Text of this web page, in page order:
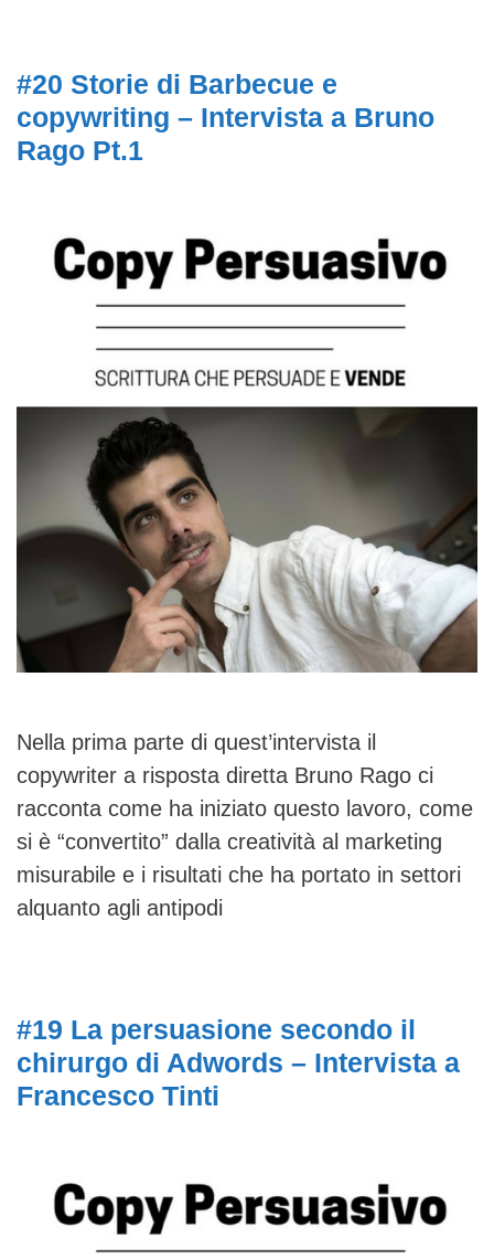
#20 Storie di Barbecue e
copywriting – Intervista a Bruno
Rago Pt.1
Nella prima parte di quest’intervista il
copywriter a risposta diretta Bruno Rago ci
racconta come ha iniziato questo lavoro, come
si è “convertito” dalla creatività al marketing
misurabile e i risultati che ha portato in settori
alquanto agli antipodi
#19 La persuasione secondo il
chirurgo di Adwords – Intervista a
Francesco Tinti